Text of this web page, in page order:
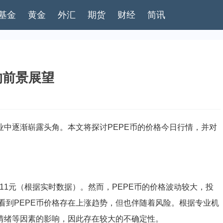
金 黄金 外汇 期货 财经 简讯
景展望
中逐渐崭露头角。本文将探讨PEPE币的价格今日行情，并对
元（根据实时数据）。然而，PEPE币的价格波动较大，投
到PEPE币价格存在上涨趋势，但也伴随着风险。根据专业机
等因素的影响，因此存在较大的不确定性。